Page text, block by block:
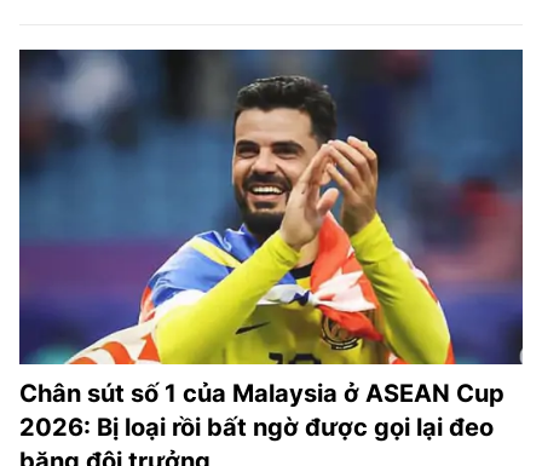
Chân sút số 1 của Malaysia ở ASEAN Cup
2026: Bị loại rồi bất ngờ được gọi lại đeo